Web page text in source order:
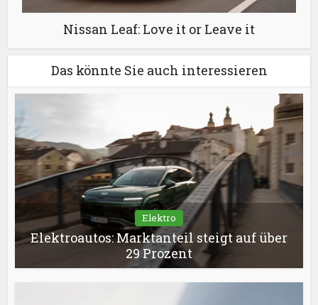
Nissan Leaf: Love it or Leave it
Das könnte Sie auch interessieren
Elektro
Elektroautos: Marktanteil steigt auf über
29 Prozent